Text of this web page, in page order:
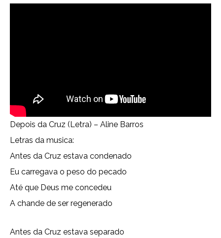
Depois da Cruz (Letra) – Aline Barros
Letras da musica:
Antes da Cruz estava condenado
Eu carregava o peso do pecado
Até que Deus me concedeu
A chande de ser regenerado
Antes da Cruz estava separado